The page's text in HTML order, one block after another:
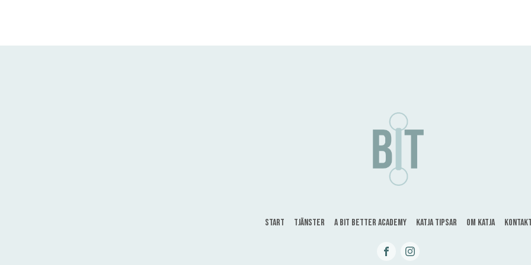
Start Tjänster A bit better Academy Katja tipsar Om Katja